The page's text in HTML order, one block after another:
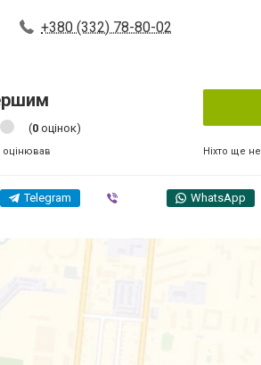
+380 (332) 78-80-02
(0 оцінок)
оцінював Ніхто ще
Telegram WhatsApp